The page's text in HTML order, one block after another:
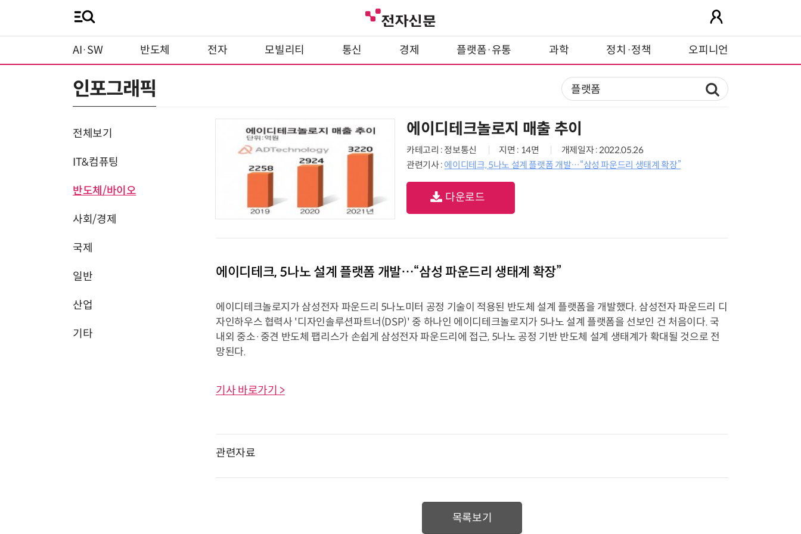
AI·SW 반도체 전자 모빌리티 통신 경제 플랫폼·유통 과학 정치·정책 오피니언
인포그래픽
전체보기
IT&컴퓨팅
반도체/바이오
사회/경제
국제
일반
산업
기타
에이디테크놀로지 매출 추이
카테고리 : 정보통신 지면 : 14면
개제일자 : 2022.05.26
관련기사 : 에이디테크, 5나노 설계 플랫폼 개발…“삼성 파운드리 생태계 확장”
다운로드
에이디테크, 5나노 설계 플랫폼 개발…“삼성 파운드리 생태계 확장”
에이디테크놀로지가 삼성전자 파운드리 5나노미터 공정 기술이 적용된 반도체 설계 플랫폼을 개발했다. 삼성전자 파운드리 디
자인하우스 협력사 '디자인솔루션파트너(DSP)' 중 하나인 에이디테크놀로지가 5나노 설계 플랫폼을 선보인 건 처음이다. 국
내외 중소·중견 반도체 팹리스가 손쉽게 삼성전자 파운드리에 접근, 5나노 공정 기반 반도체 설계 생태계가 확대될 것으로 전
망된다.
기사 바로가기 >
관련자료
목록보기